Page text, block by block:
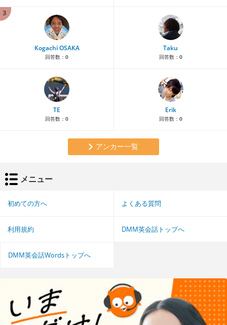
3
Kogachi OSAKA
回答数： 0
Taku
回答数： 0
TE
回答数： 0
Erik
回答数： 0
アンカー一覧
メニュー
初めての方へ よくある質問
利用規約 DMM英会話トップへ
DMM英会話Wordsトップへ